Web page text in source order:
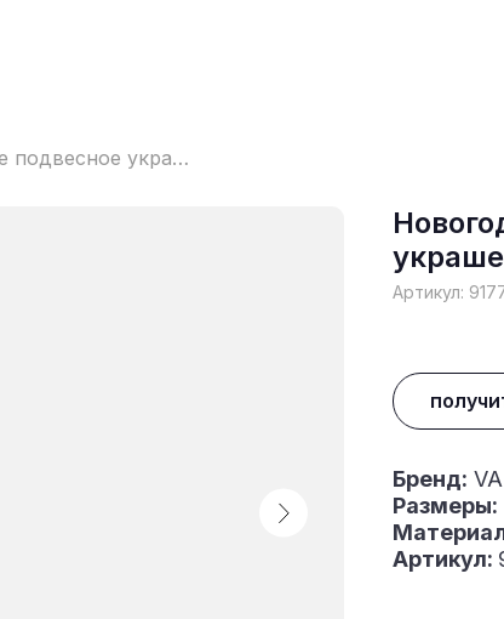
Новогоднее подвесное украшение
Артикул:
Бренд:
Размеры:
Артикул: